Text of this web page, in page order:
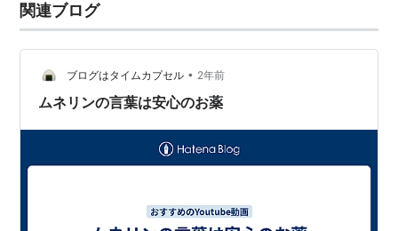
関連ブログ
ブログはタイムカプセル • 2年前
ムネリンの言葉は安心のお薬